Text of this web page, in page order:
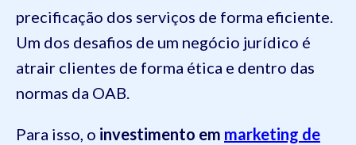
precificação dos serviços de forma eficiente.
Um dos desafios de um negócio jurídico é
atrair clientes de forma ética e dentro das
normas da OAB.
Para isso, o investimento em marketing de